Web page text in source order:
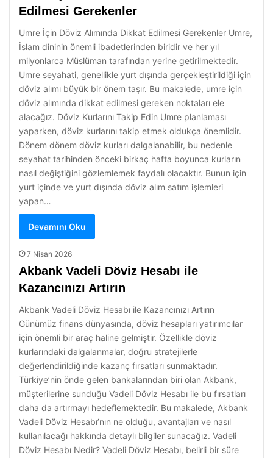
Edilmesi Gerekenler
Umre İçin Döviz Alımında Dikkat Edilmesi Gerekenler Umre,
İslam dininin önemli ibadetlerinden biridir ve her yıl
milyonlarca Müslüman tarafından yerine getirilmektedir.
Umre seyahati, genellikle yurt dışında gerçekleştirildiği için
döviz alımı büyük bir önem taşır. Bu makalede, umre için
döviz alımında dikkat edilmesi gereken noktaları ele
alacağız. Döviz Kurlarını Takip Edin Umre planlaması
yaparken, döviz kurlarını takip etmek oldukça önemlidir.
Dönem dönem döviz kurları dalgalanabilir, bu nedenle
seyahat tarihinden önceki birkaç hafta boyunca kurların
nasıl değiştiğini gözlemlemek faydalı olacaktır. Bunun için
yurt içinde ve yurt dışında döviz alım satım işlemleri
yapan…
Devamını Oku
7 Nisan 2026
Akbank Vadeli Döviz Hesabı ile
Kazancınızı Artırın
Akbank Vadeli Döviz Hesabı ile Kazancınızı Artırın
Günümüz finans dünyasında, döviz hesapları yatırımcılar
için önemli bir araç haline gelmiştir. Özellikle döviz
kurlarındaki dalgalanmalar, doğru stratejilerle
değerlendirildiğinde kazanç fırsatları sunmaktadır.
Türkiye’nin önde gelen bankalarından biri olan Akbank,
müşterilerine sunduğu Vadeli Döviz Hesabı ile bu fırsatları
daha da artırmayı hedeflemektedir. Bu makalede, Akbank
Vadeli Döviz Hesabı’nın ne olduğu, avantajları ve nasıl
kullanılacağı hakkında detaylı bilgiler sunacağız. Vadeli
Döviz Hesabı Nedir? Vadeli Döviz Hesabı, belirli bir süre